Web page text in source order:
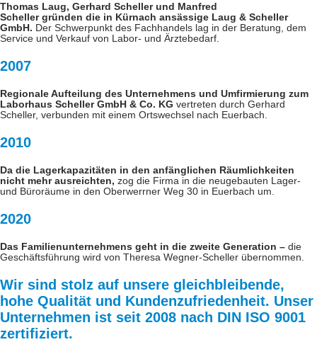
Thomas Laug, Gerhard Scheller und Manfred
Scheller gründen die in Kürnach ansässige Laug & Scheller
GmbH. Der Schwerpunkt des Fachhandels lag in der Beratung, dem
Service und Verkauf von Labor- und Ärztebedarf.
2007
Regionale Aufteilung des Unternehmens und Umfirmierung zum
Laborhaus Scheller GmbH & Co. KG vertreten durch Gerhard
Scheller, verbunden mit einem Ortswechsel nach Euerbach.
2010
Da die Lagerkapazitäten in den anfänglichen Räumlichkeiten
nicht mehr ausreichten, zog die Firma in die neugebauten Lager-
und Büroräume in den Oberwerrner Weg 30 in Euerbach um.
2020
Das Familienunternehmens geht in die zweite Generation – die
Geschäftsführung wird von Theresa Wegner-Scheller übernommen.
Wir sind stolz auf unsere gleichbleibende,
hohe Qualität und Kundenzufriedenheit. Unser
Unternehmen ist seit 2008 nach DIN ISO 9001
zertifiziert.